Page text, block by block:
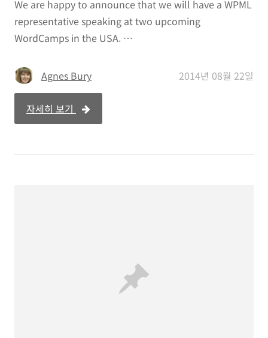
We are happy to announce that we will have a WPML
representative speaking at two upcoming
WordCamps in the USA. …
Agnes Bury 2014년 08월 22일
자세히 보기